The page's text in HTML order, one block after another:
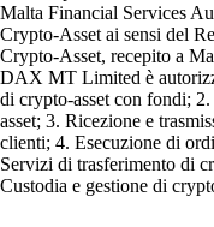
Malta Financial Services
Crypto-Asset ai sensi del
Crypto-Asset, recepito a
DAX MT Limited è
di crypto-asset con fondi;
asset; 3. Ricezione e
clienti; 4. Esecuzione di
Servizi di trasferimento di
Custodia e gestione di